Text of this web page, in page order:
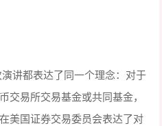
讲都表达了同一个理念：对于
交易所交易基金或共同基金，
美国证券交易委员会表达了对